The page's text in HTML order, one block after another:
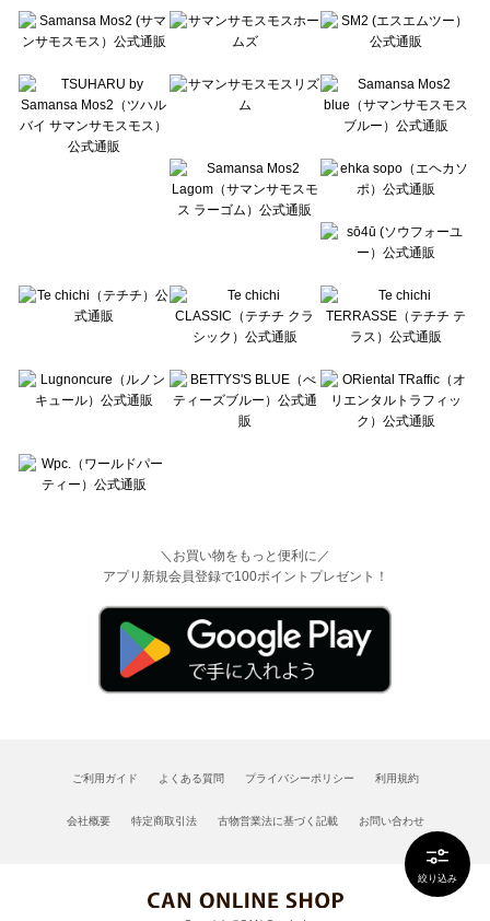
絞り込み
Te chichi（テチチ）のレッグウェア一覧
Te chichi CLASSIC（テチチ クラシック）のレッグウェア一覧
Lugnoncure（ルノンキュール）のレッグウェア一覧
BETTY'S BLUE（べティーズブルー）のレッグウェア一覧
Wpc.（ワールドパーティー）のレッグウェア一覧
＼お買い物をもっと便利に／
アプリ新規会員登録で100ポイントプレゼント！
ご利用ガイド よくある質問 プライバシーポリシー 利用規約
会社概要 特定商取引法 古物営業法に基づく記載 お問い合わせ